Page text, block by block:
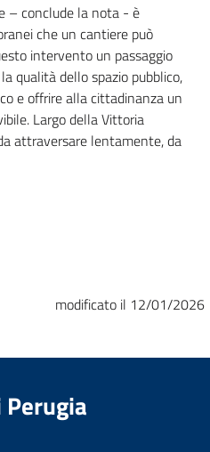
– conclude la nota - è
che un cantiere può
intervento un passaggio
qualità dello spazio pubblico,
e offrire alla cittadinanza un
Largo della Vittoria
attraversare lentamente, da
modificato il 12/01/2026